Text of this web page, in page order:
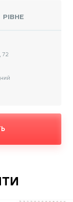
РІВНЕ
72